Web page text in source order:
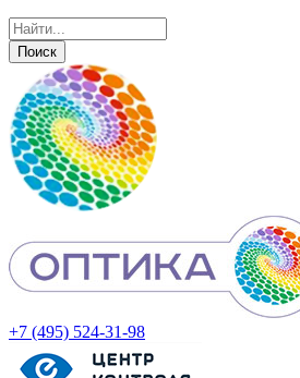
+7 (495) 524-31-98